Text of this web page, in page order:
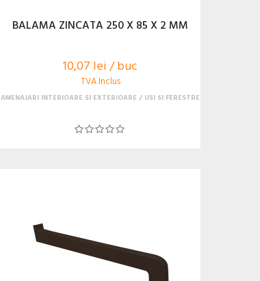
BALAMA ZINCATA 250 X 85 X 2 MM
10,07 lei / buc
TVA Inclus
AMENAJARI INTERIOARE SI EXTERIOARE USI SI FERESTRE